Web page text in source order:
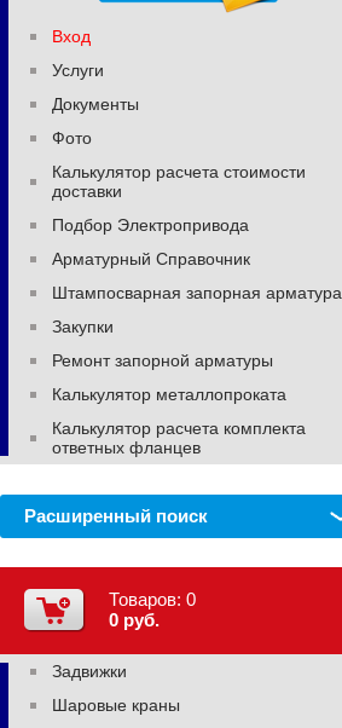
Вход
Услуги
Документы
Фото
Калькулятор расчета стоимости
доставки
Подбор Электропривода
Арматурный Справочник
Штампосварная запорная арматура
Закупки
Ремонт запорной арматуры
Калькулятор металлопроката
Калькулятор расчета комплекта
ответных фланцев
Расширенный поиск
Товаров: 0
0 руб.
Задвижки
Шаровые краны